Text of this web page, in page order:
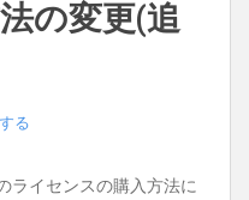
の変更(追
る
ライセンスの購入方法に